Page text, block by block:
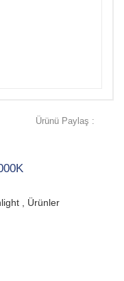
Ürünü Paylaş :
Ürünler